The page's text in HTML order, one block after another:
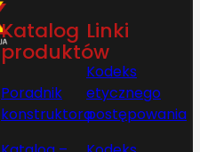
Katalog
produktów
Poradnik
konstruktora
Linki
Kodeks
etycznego
postępowania